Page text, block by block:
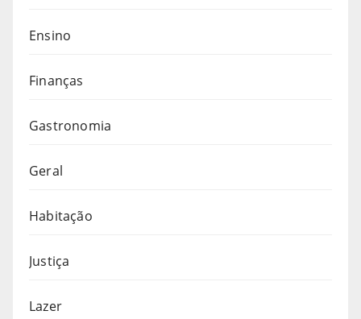
Ensino
Finanças
Gastronomia
Geral
Habitação
Justiça
Lazer